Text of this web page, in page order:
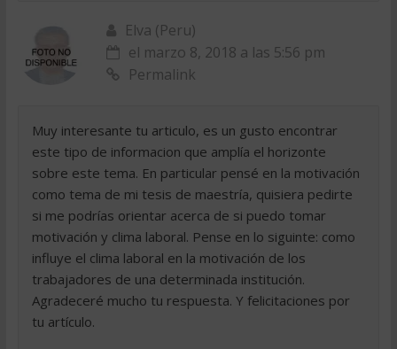
Elva (Peru)
el marzo 8, 2018 a las 5:56 pm
Permalink
Muy interesante tu articulo, es un gusto encontrar
este tipo de informacion que amplía el horizonte
sobre este tema. En particular pensé en la motivación
como tema de mi tesis de maestría, quisiera pedirte
si me podrías orientar acerca de si puedo tomar
motivación y clima laboral. Pense en lo siguinte: como
influye el clima laboral en la motivación de los
trabajadores de una determinada institución.
Agradeceré mucho tu respuesta. Y felicitaciones por
tu artículo.